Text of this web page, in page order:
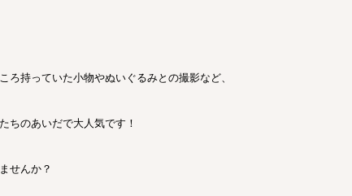
ろ持っていた小物やぬいぐるみとの撮影など、
ちのあいだで大人気です！
せんか？